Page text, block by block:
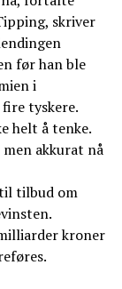
skriver
før han ble
i
tyskere.
helt å tenke.
akkurat nå
tilbud om
kroner